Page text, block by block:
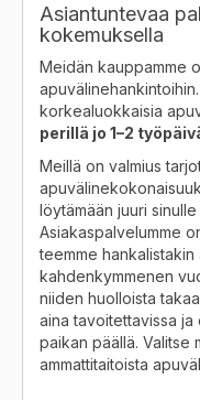
Asiantuntevaa
kokemuksella
Meidän kauppamme
korkealuokkaisia
perillä jo 1–2
Meillä on valmius
löytämään juuri
Asiakaspalvelumme
teemme
kahdenkymmenen
niiden huolloista
aina tavoitettavissa ja
paikan päällä. Valitse
ammattitaitoista